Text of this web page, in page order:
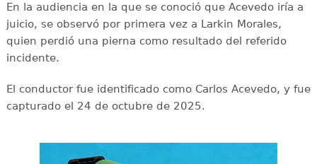
En la audiencia en la que se conoció que Acevedo iría a
juicio, se observó por primera vez a Larkin Morales,
quien perdió una pierna como resultado del referido
incidente.
El conductor fue identificado como Carlos Acevedo, y fue
capturado el 24 de octubre de 2025.